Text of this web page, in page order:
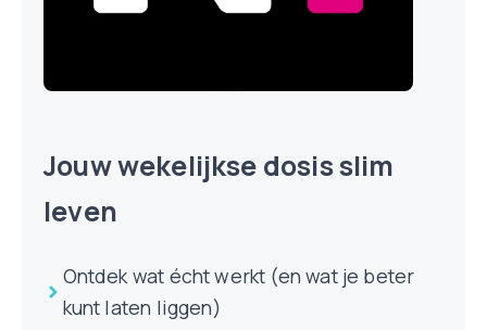
Jouw wekelijkse dosis slim
leven
Ontdek wat écht werkt (en wat je beter
kunt laten liggen)